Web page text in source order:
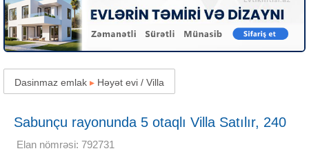
Dasinmaz emlak ▸ Həyət evi / Villa
Sabunçu rayonunda 5 otaqlı Villa Satılır, 240
m²
Elan nömrəsi: 792731